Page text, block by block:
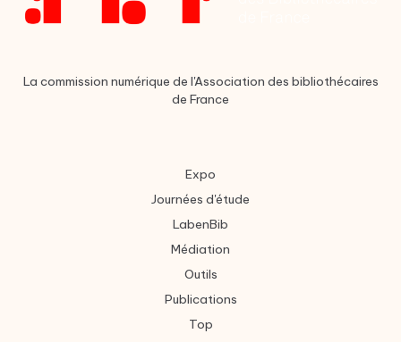
La commission numérique de l'Association des bibliothécaires
de France
Expo
Journées d'étude
LabenBib
Médiation
Outils
Publications
Top